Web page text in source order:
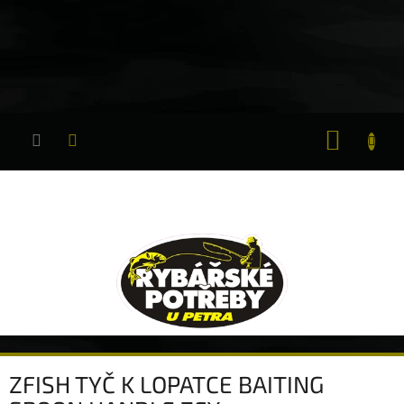
ZFISH TYČ K LOPATCE BAITING